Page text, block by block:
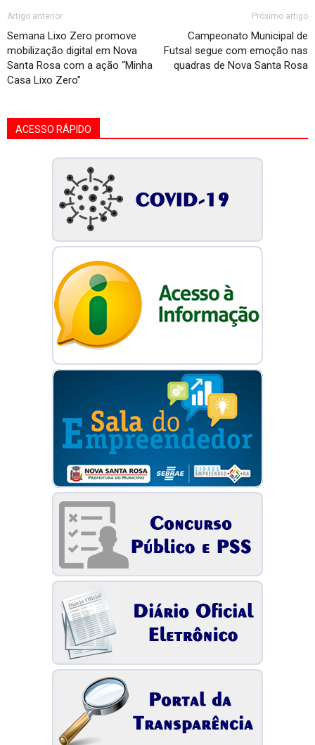
Artigo anterior
Semana Lixo Zero promove
mobilização digital em Nova
Santa Rosa com a ação “Minha
Casa Lixo Zero”
Próximo artigo
Campeonato Municipal de
Futsal segue com emoção nas
quadras de Nova Santa Rosa
ACESSO RÁPIDO